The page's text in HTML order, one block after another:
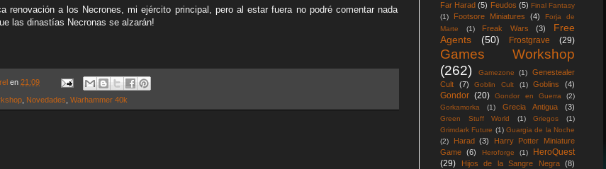
renovación a los Necrones, mi ejército principal, pero al estar fuera no podré comentar nada
las dinastías Necronas se alzarán!
en 21:09
Novedades Warhammer 40k
Far Harad (5) Feudos (5) Final Fantasy
(1)
Footsore Miniatures (4)
Forja de
Marte
(1) Freak Wars (3)
Free
Agents
(50) Frostgrave (29)
Games Workshop
(262)
Gamezone (1)
Genestealer
Cult
(7) Goblin Cult (1) Goblins (4)
Gondor (20) Gondor en Guerra
(2)
Gorkamorka
(1) Grecia Antigua (3)
Green Stuff World (1) Griegos
(1)
Grimdark Future (1) Guargia de la Noche
(2)
Harad (3)
Harry Potter Miniature
Game
(6) Heroforge (1)
HeroQuest
(29)
Hijos de la Sangre Negra
(8)